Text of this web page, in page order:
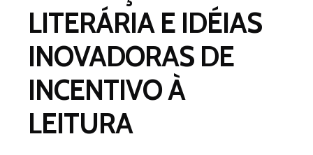
LITERÁRIA E IDÉIAS
INOVADORAS DE
INCENTIVO À
LEITURA